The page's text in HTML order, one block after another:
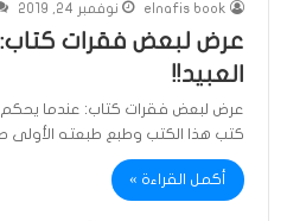
elnafis book نوفمبر 24, 2019
عرض لبعض فقرات
العبيد!!
عرض لبعض فقرات كتاب: عندما يحكم
كتب هذا الكتب وطبع طبعته الأولى صيف 2005. هذا
أكمل القراءة »